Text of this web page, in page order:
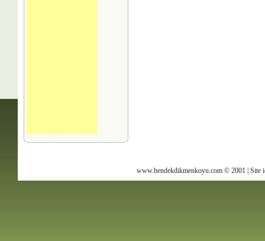
www.hendekdikmenkoyu.com © 2001 | Site